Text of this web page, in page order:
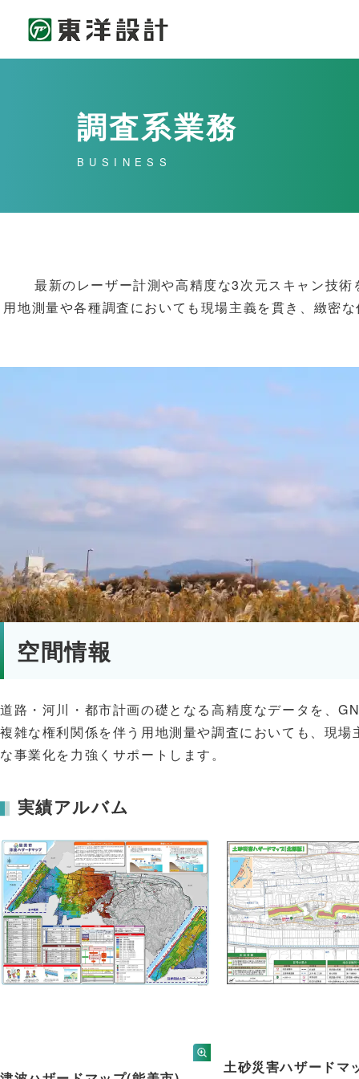
調査系業務
BUSINESS
最新のレーザー計測や高精度な3次元スキャン技
用地測量や各種調査においても現場主義を貫き、緻密
空間情報
道路・河川・都市計画の礎となる高精度なデータを、
複雑な権利関係を伴う用地測量や調査においても、現
な事業化を力強くサポートします。
実績アルバム
土砂災害ハザードマ